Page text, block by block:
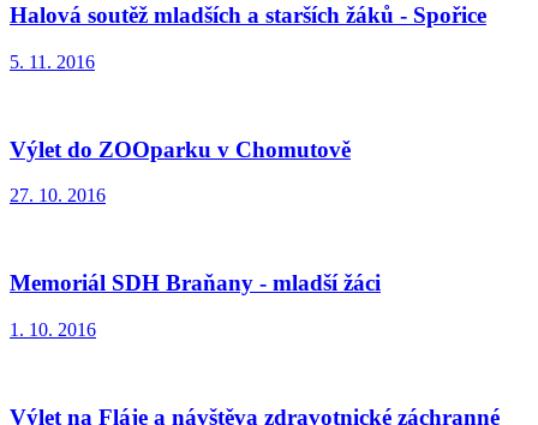
Halová soutěž mladších a starších žáků - Spořice
5. 11. 2016
Výlet do ZOOparku v Chomutově
27. 10. 2016
Memoriál SDH Braňany - mladší žáci
1. 10. 2016
Výlet na Fláje a návštěva zdravotnické záchranné